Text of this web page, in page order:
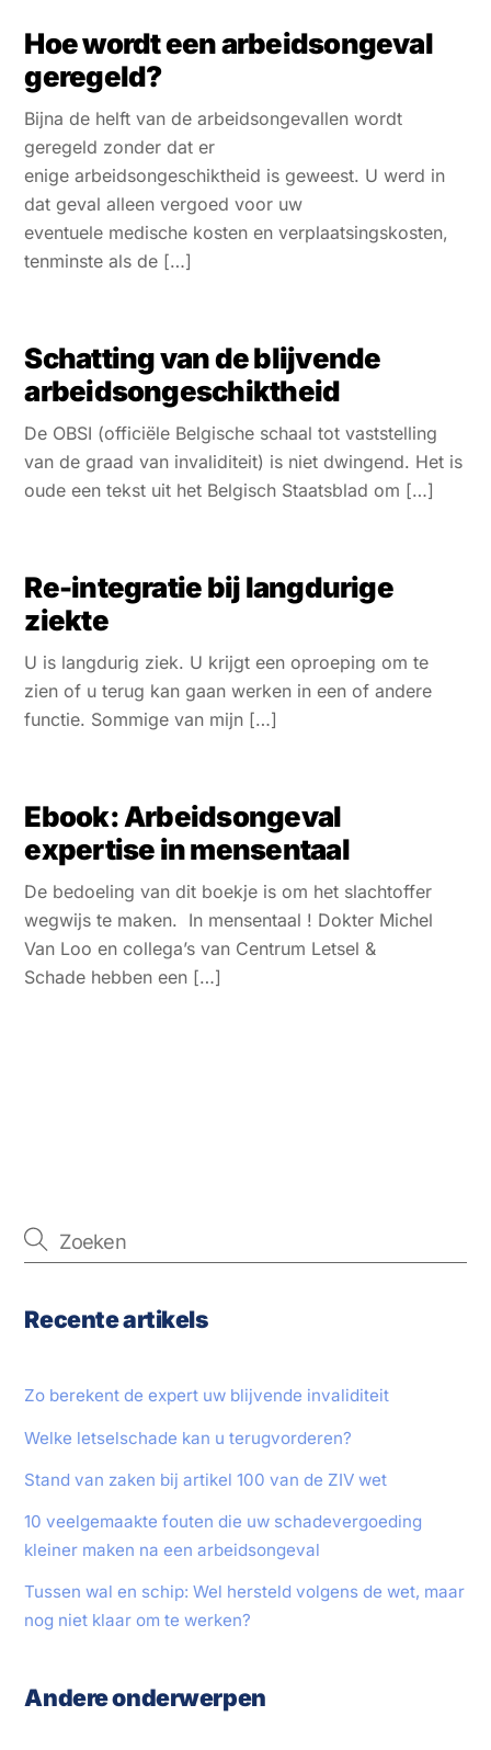
Hoe wordt een arbeidsongeval
geregeld?
Bijna de helft van de arbeidsongevallen wordt
geregeld zonder dat er
enige arbeidsongeschiktheid is geweest. U werd in
dat geval alleen vergoed voor uw
eventuele medische kosten en verplaatsingskosten,
tenminste als de […]
Schatting van de blijvende
arbeidsongeschiktheid
De OBSI (officiële Belgische schaal tot vaststelling
van de graad van invaliditeit) is niet dwingend. Het is
oude een tekst uit het Belgisch Staatsblad om […]
Re-integratie bij langdurige
ziekte
U is langdurig ziek. U krijgt een oproeping om te
zien of u terug kan gaan werken in een of andere
functie. Sommige van mijn […]
Ebook: Arbeidsongeval
expertise in mensentaal
De bedoeling van dit boekje is om het slachtoffer
wegwijs te maken. In mensentaal ! Dokter Michel
Van Loo en collega’s van Centrum Letsel &
Schade hebben een […]
Recente artikels
Zo berekent de expert uw blijvende invaliditeit
Welke letselschade kan u terugvorderen?
Stand van zaken bij artikel 100 van de ZIV wet
10 veelgemaakte fouten die uw schadevergoeding
kleiner maken na een arbeidsongeval
Tussen wal en schip: Wel hersteld volgens de wet, maar
nog niet klaar om te werken?
Andere onderwerpen